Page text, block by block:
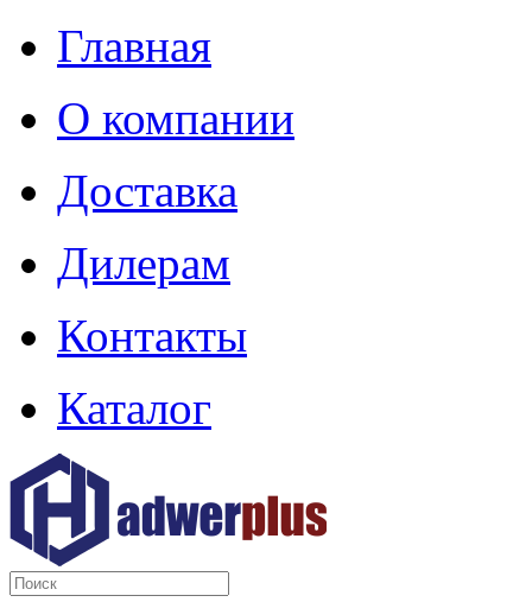
Главная
О компании
Доставка
Дилерам
Контакты
Каталог